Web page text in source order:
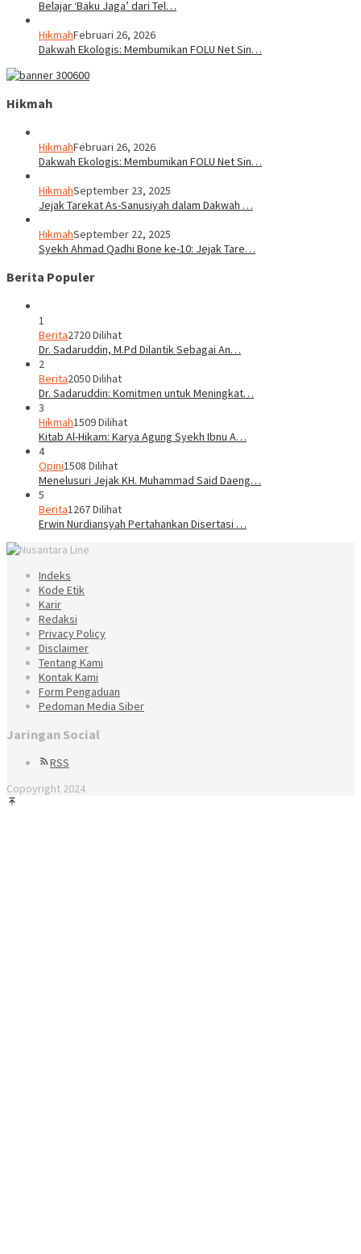
Belajar ‘Baku Jaga’ dari Tel…
HikmahFebruari 26, 2026
Dakwah Ekologis: Membumikan FOLU Net Sin…
Hikmah
HikmahFebruari 26, 2026
Dakwah Ekologis: Membumikan FOLU Net Sin…
HikmahSeptember 23, 2025
Jejak Tarekat As-Sanusiyah dalam Dakwah …
HikmahSeptember 22, 2025
Syekh Ahmad Qadhi Bone ke-10: Jejak Tare…
Berita Populer
1
Berita2720 Dilihat
Dr. Sadaruddin, M.Pd Dilantik Sebagai An…
2
Berita2050 Dilihat
Dr. Sadaruddin: Komitmen untuk Meningkat…
3
Hikmah1509 Dilihat
Kitab Al-Hikam: Karya Agung Syekh Ibnu A…
4
Opini1508 Dilihat
Menelusuri Jejak KH. Muhammad Said Daeng…
5
Berita1267 Dilihat
Erwin Nurdiansyah Pertahankan Disertasi …
Indeks
Kode Etik
Karir
Redaksi
Privacy Policy
Disclaimer
Tentang Kami
Kontak Kami
Form Pengaduan
Pedoman Media Siber
Jaringan Social
RSS
Copoyright 2024